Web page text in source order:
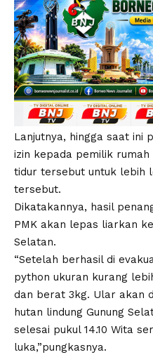
Lanjutnya, hingga saat ini
izin kepada pemilik
tidur tersebut untuk lebih
tersebut.
Dikatakannya, hasil
PMK akan lepas liarkan
Selatan.
“Setelah berhasil di
python ukuran kurang
dan berat 3kg. Ular akan
hutan lindung Gunung
selesai pukul 14.10 Wita
luka,”pungkasnya.